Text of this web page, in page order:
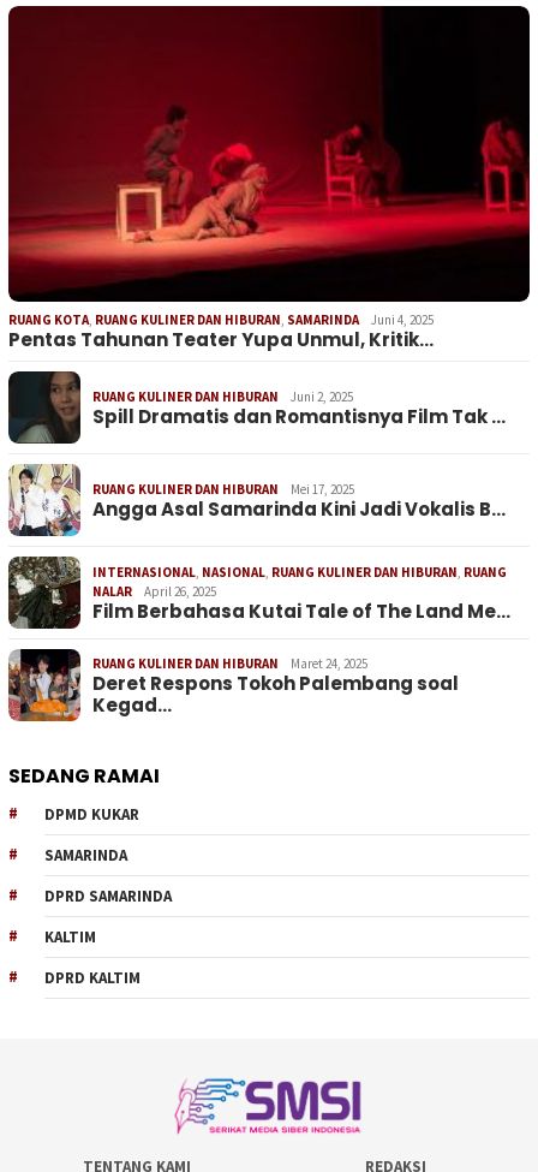
RUANG KOTA, RUANG KULINER DAN HIBURAN, SAMARINDA Juni 4, 2025
Pentas Tahunan Teater Yupa Unmul, Kritik…
RUANG KULINER DAN HIBURAN Juni 2, 2025
Spill Dramatis dan Romantisnya Film Tak …
RUANG KULINER DAN HIBURAN Mei 17, 2025
Angga Asal Samarinda Kini Jadi Vokalis B…
INTERNASIONAL, NASIONAL, RUANG KULINER DAN HIBURAN, RUANG
NALAR
April 26, 2025
Film Berbahasa Kutai Tale of The Land Me…
RUANG KULINER DAN HIBURAN Maret 24, 2025
Deret Respons Tokoh Palembang soal
Kegad…
SEDANG RAMAI
DPMD KUKAR
SAMARINDA
DPRD SAMARINDA
KALTIM
DPRD KALTIM
TENTANG KAMI REDAKSI